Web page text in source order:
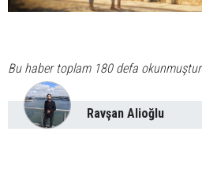
Bu haber toplam 180 defa okunmuştur
Ravşan Alioğlu